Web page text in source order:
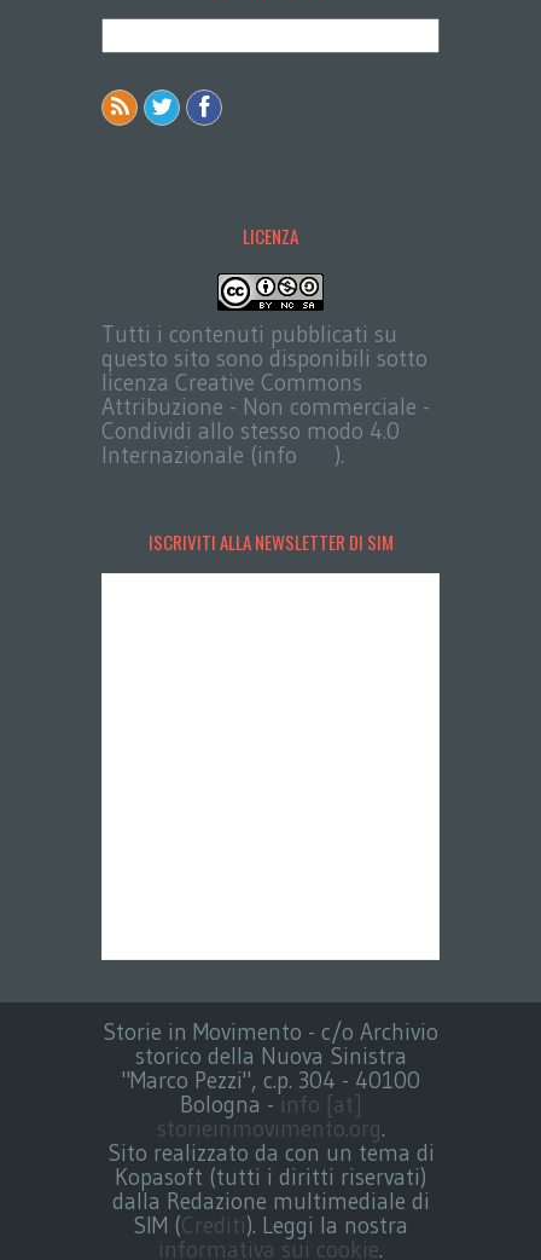
LICENZA
Tutti i contenuti pubblicati su
questo sito sono disponibili sotto
licenza Creative Commons
Attribuzione - Non commerciale -
Condividi allo stesso modo 4.0
Internazionale (info
).
ISCRIVITI ALLA NEWSLETTER DI SIM
Storie in Movimento - c/o Archivio
storico della Nuova Sinistra
"Marco Pezzi", c.p. 304 - 40100
Bologna - info [at]
storieinmovimento.org.
Sito realizzato da con un tema di
Kopasoft (tutti i diritti riservati)
dalla Redazione multimediale di
SIM (Crediti). Leggi la nostra
informativa sui cookie.